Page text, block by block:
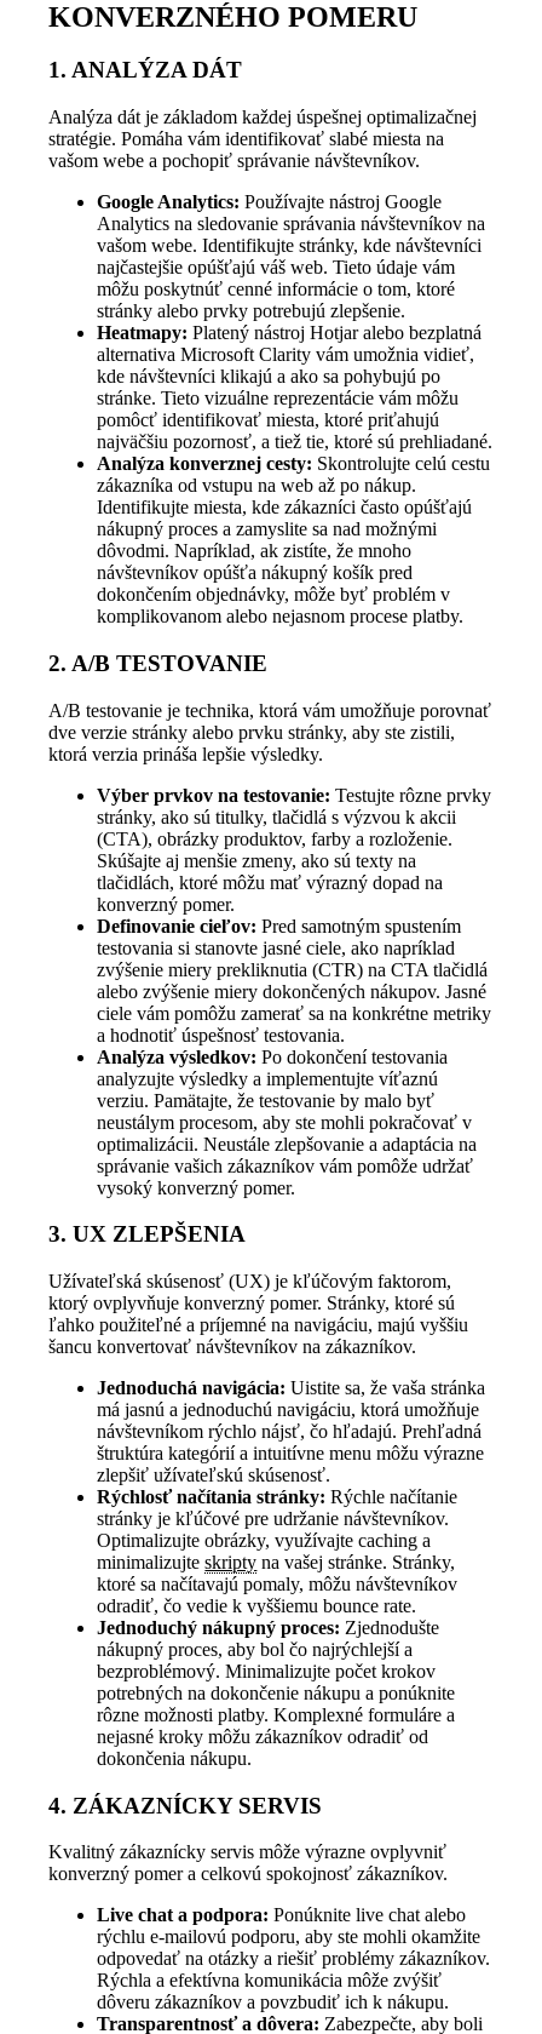
KONVERZNÉHO POMERU
1. ANALÝZA DÁT
Analýza dát je základom každej úspešnej optimalizačnej
stratégie. Pomáha vám identifikovať slabé miesta na
vašom webe a pochopiť správanie návštevníkov.
Google Analytics: Používajte nástroj Google
Analytics na sledovanie správania návštevníkov na
vašom webe. Identifikujte stránky, kde návštevníci
najčastejšie opúšťajú váš web. Tieto údaje vám
môžu poskytnúť cenné informácie o tom, ktoré
stránky alebo prvky potrebujú zlepšenie.
Heatmapy: Platený nástroj Hotjar alebo bezplatná
alternativa Microsoft Clarity vám umožnia vidieť,
kde návštevníci klikajú a ako sa pohybujú po
stránke. Tieto vizuálne reprezentácie vám môžu
pomôcť identifikovať miesta, ktoré priťahujú
najväčšiu pozornosť, a tiež tie, ktoré sú prehliadané.
Analýza konverznej cesty: Skontrolujte celú cestu
zákazníka od vstupu na web až po nákup.
Identifikujte miesta, kde zákazníci často opúšťajú
nákupný proces a zamyslite sa nad možnými
dôvodmi. Napríklad, ak zistíte, že mnoho
návštevníkov opúšťa nákupný košík pred
dokončením objednávky, môže byť problém v
komplikovanom alebo nejasnom procese platby.
2. A/B TESTOVANIE
A/B testovanie je technika, ktorá vám umožňuje porovnať
dve verzie stránky alebo prvku stránky, aby ste zistili,
ktorá verzia prináša lepšie výsledky.
Výber prvkov na testovanie: Testujte rôzne prvky
stránky, ako sú titulky, tlačidlá s výzvou k akcii
(CTA), obrázky produktov, farby a rozloženie.
Skúšajte aj menšie zmeny, ako sú texty na
tlačidlách, ktoré môžu mať výrazný dopad na
konverzný pomer.
Definovanie cieľov: Pred samotným spustením
testovania si stanovte jasné ciele, ako napríklad
zvýšenie miery prekliknutia (CTR) na CTA tlačidlá
alebo zvýšenie miery dokončených nákupov. Jasné
ciele vám pomôžu zamerať sa na konkrétne metriky
a hodnotiť úspešnosť testovania.
Analýza výsledkov: Po dokončení testovania
analyzujte výsledky a implementujte víťaznú
verziu. Pamätajte, že testovanie by malo byť
neustálym procesom, aby ste mohli pokračovať v
optimalizácii. Neustále zlepšovanie a adaptácia na
správanie vašich zákazníkov vám pomôže udržať
vysoký konverzný pomer.
3. UX ZLEPŠENIA
Užívateľská skúsenosť (UX) je kľúčovým faktorom,
ktorý ovplyvňuje konverzný pomer. Stránky, ktoré sú
ľahko použiteľné a príjemné na navigáciu, majú vyššiu
šancu konvertovať návštevníkov na zákazníkov.
Jednoduchá navigácia: Uistite sa, že vaša stránka
má jasnú a jednoduchú navigáciu, ktorá umožňuje
návštevníkom rýchlo nájsť, čo hľadajú. Prehľadná
štruktúra kategórií a intuitívne menu môžu výrazne
zlepšiť užívateľskú skúsenosť.
Rýchlosť načítania stránky: Rýchle načítanie
stránky je kľúčové pre udržanie návštevníkov.
Optimalizujte obrázky, využívajte caching a
minimalizujteskripty na vašej stránke. Stránky,
ktoré sa načítavajú pomaly, môžu návštevníkov
odradiť, čo vedie k vyššiemu bounce rate.
Jednoduchý nákupný proces: Zjednodušte
nákupný proces, aby bol čo najrýchlejší a
bezproblémový. Minimalizujte počet krokov
potrebných na dokončenie nákupu a ponúknite
rôzne možnosti platby. Komplexné formuláre a
nejasné kroky môžu zákazníkov odradiť od
dokončenia nákupu.
4. ZÁKAZNÍCKY SERVIS
Kvalitný zákaznícky servis môže výrazne ovplyvniť
konverzný pomer a celkovú spokojnosť zákazníkov.
Live chat a podpora: Ponúknite live chat alebo
rýchlu e-mailovú podporu, aby ste mohli okamžite
odpovedať na otázky a riešiť problémy zákazníkov.
Rýchla a efektívna komunikácia môže zvýšiť
dôveru zákazníkov a povzbudiť ich k nákupu.
Transparentnosť a dôvera: Zabezpečte, aby boli